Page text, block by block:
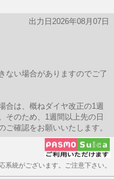
出力日2026年08月07日
い場合がありますのでご了
合は、概ねダイヤ改正の1週
そのため、1週間以上先の日
確認をお願いいたします。
統がございます。ご注意下さい。